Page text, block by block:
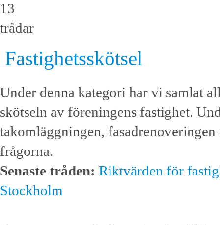
13
trådar
Fastighetsskötsel
Under denna kategori har vi samlat
skötseln av föreningens fastighet.
takomläggningen,
frågorna.
Senaste tråden: Riktvärden för
Stockholm